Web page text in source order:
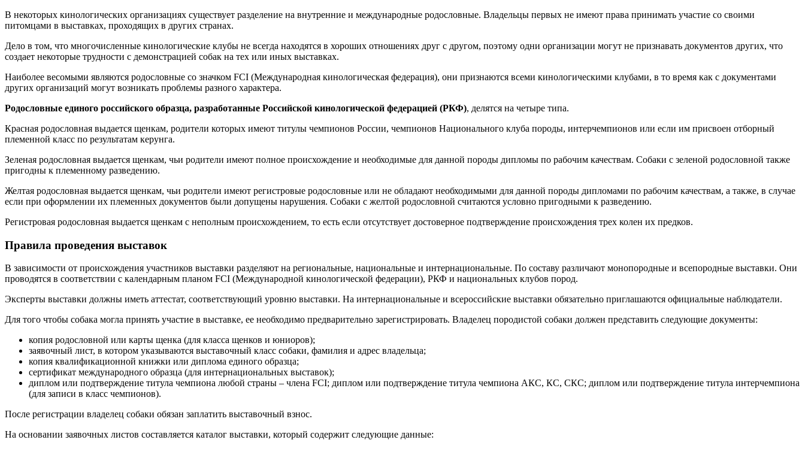
В некоторых кинологических организациях существует разделение на внутренние и международные родословные. Владельцы первых не имеют права принимать участие со своими
питомцами в выставках, проходящих в других странах.
Дело в том, что многочисленные кинологические клубы не всегда находятся в хороших отношениях друг с другом, поэтому одни организации могут не признавать документов других, что
создает некоторые трудности с демонстрацией собак на тех или иных выставках.
Наиболее весомыми являются родословные со значком FCI (Международная кинологическая федерация), они признаются всеми кинологическими клубами, в то время как с документами
других организаций могут возникать проблемы разного характера.
Родословные единого российского образца, разработанные Российской кинологической федерацией (РКФ), делятся на четыре типа.
Красная родословная выдается щенкам, родители которых имеют титулы чемпионов России, чемпионов Национального клуба породы, интерчемпионов или если им присвоен отборный
племенной класс по результатам керунга.
Зеленая родословная выдается щенкам, чьи родители имеют полное происхождение и необходимые для данной породы дипломы по рабочим качествам. Собаки с зеленой родословной также
пригодны к племенному разведению.
Желтая родословная выдается щенкам, чьи родители имеют регистровые родословные или не обладают необходимыми для данной породы дипломами по рабочим качествам, а также, в случае
если при оформлении их племенных документов были допущены нарушения. Собаки с желтой родословной считаются условно пригодными к разведению.
Регистровая родословная выдается щенкам с неполным происхождением, то есть если отсутствует достоверное подтверждение происхождения трех колен их предков.
Правила проведения выставок
В зависимости от происхождения участников выставки разделяют на региональные, национальные и интернациональные. По составу различают монопородные и всепородные выставки. Они
проводятся в соответствии с календарным планом FCI (Международной кинологической федерации), РКФ и национальных клубов пород.
Эксперты выставки должны иметь аттестат, соответствующий уровню выставки. На интернациональные и всероссийские выставки обязательно приглашаются официальные наблюдатели.
Для того чтобы собака могла принять участие в выставке, ее необходимо предварительно зарегистрировать. Владелец породистой собаки должен представить следующие документы:
копия родословной или карты щенка (для класса щенков и юниоров);
заявочный лист, в котором указываются выставочный класс собаки, фамилия и адрес владельца;
копия квалификационной книжки или диплома единого образца;
сертификат международного образца (для интернациональных выставок);
диплом или подтверждение титула чемпиона любой страны – члена FCI; диплом или подтверждение титула чемпиона АКС, КС, СКС; диплом или подтверждение титула интерчемпиона
(для записи в класс чемпионов).
После регистрации владелец собаки обязан заплатить выставочный взнос.
На основании заявочных листов составляется каталог выставки, который содержит следующие данные: